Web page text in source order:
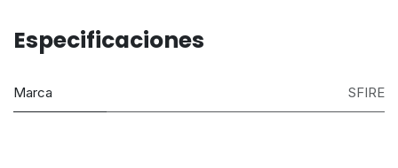
Especificaciones
Marca SFIRE